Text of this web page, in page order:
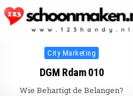
Posted in
City Marketing
DGM Rdam 010
Wie Behartigt de Belangen?